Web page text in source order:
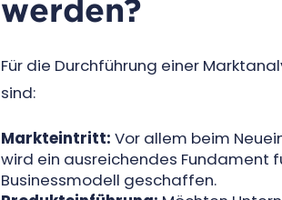
werden?
Für die Durchführung einer
sind:
Markteintritt: Vor allem beim
wird ein ausreichendes Fundament
Businessmodell geschaffen.